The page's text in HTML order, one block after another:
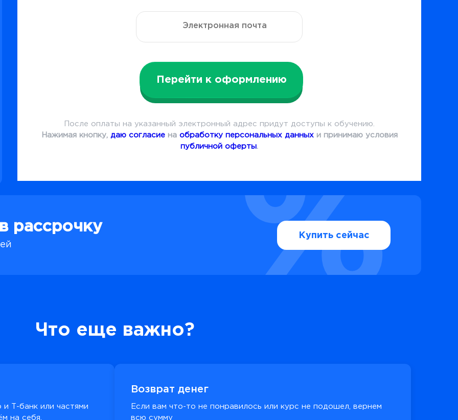
Перейти к оформлению
После оплаты на указанный электронный адрес придут доступы к обучению.
Нажимая кнопку, даю согласиена обработку персональных данныхи принимаю условия
публичной оферты.
рассрочку
Купить сейчас
Что еще важно?
Т-банк или частями
на себя.
Возврат денег
Если вам что-то не понравилось или курс не подошел, вернем
всю сумму